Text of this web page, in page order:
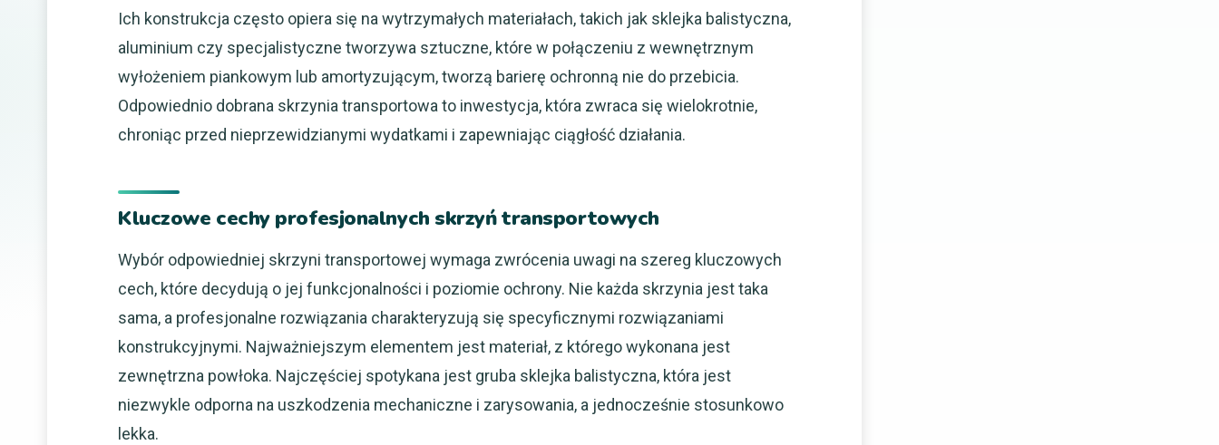
Ich konstrukcja często opiera się na wytrzymałych materiałach, takich jak sklejka balistyczna,
aluminium czy specjalistyczne tworzywa sztuczne, które w połączeniu z wewnętrznym
wyłożeniem piankowym lub amortyzującym, tworzą barierę ochronną nie do przebicia.
Odpowiednio dobrana skrzynia transportowa to inwestycja, która zwraca się wielokrotnie,
chroniąc przed nieprzewidzianymi wydatkami i zapewniając ciągłość działania.
Kluczowe cechy profesjonalnych skrzyń transportowych
Wybór odpowiedniej skrzyni transportowej wymaga zwrócenia uwagi na szereg kluczowych
cech, które decydują o jej funkcjonalności i poziomie ochrony. Nie każda skrzynia jest taka
sama, a profesjonalne rozwiązania charakteryzują się specyficznymi rozwiązaniami
konstrukcyjnymi. Najważniejszym elementem jest materiał, z którego wykonana jest
zewnętrzna powłoka. Najczęściej spotykana jest gruba sklejka balistyczna, która jest
niezwykle odporna na uszkodzenia mechaniczne i zarysowania, a jednocześnie stosunkowo
lekka.